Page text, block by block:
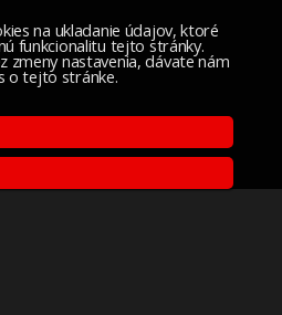
na ukladanie údajov, ktoré
funkcionalitu tejto stránky.
zmeny nastavenia, dávate nám
o tejto stránke.